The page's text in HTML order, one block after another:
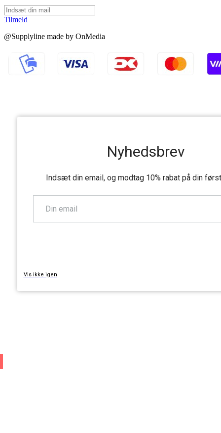
Tilmeld
@Supplyline made by OnMedia
Nyhedsbrev
Indsæt din email, og modtag 10% rabat på din
Vis ikke igen